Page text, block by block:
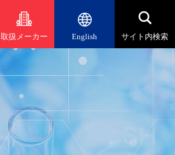
取扱メーカー English サイト内検索